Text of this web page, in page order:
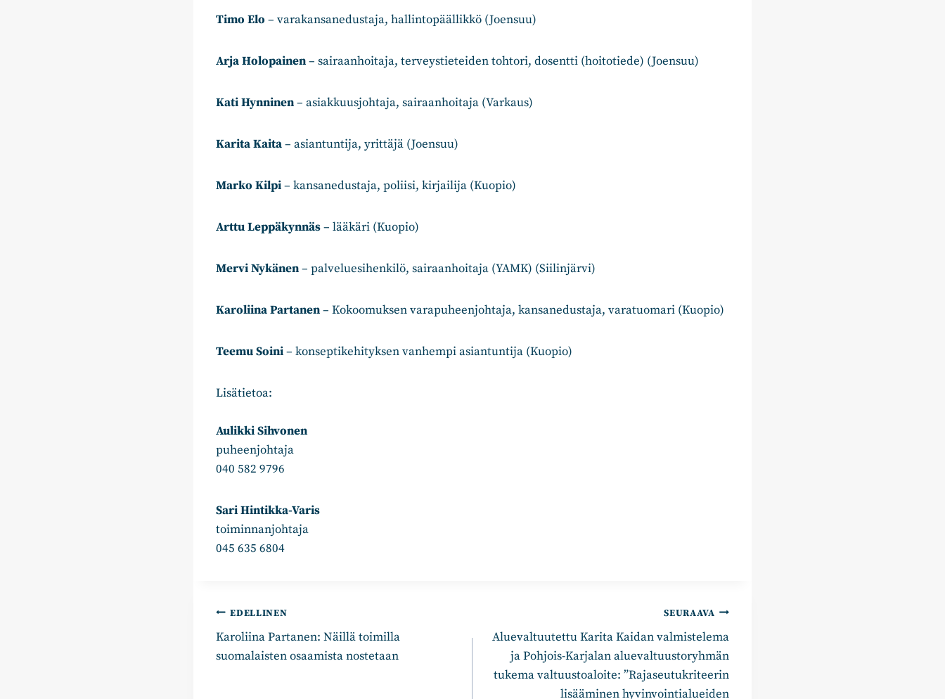
Timo Elo – varakansanedustaja, hallintopäällikkö (Joensuu)
Arja Holopainen– sairaanhoitaja, terveystieteiden tohtori, dosentti (hoitotiede) (Joensuu)
Kati Hynninen– asiakkuusjohtaja, sairaanhoitaja (Varkaus)
Karita Kaita– asiantuntija, yrittäjä (Joensuu)
Marko Kilpi– kansanedustaja, poliisi, kirjailija (Kuopio)
Arttu Leppäkynnäs– lääkäri (Kuopio)
Mervi Nykänen– palveluesihenkilö, sairaanhoitaja (YAMK) (Siilinjärvi)
Karoliina Partanen– Kokoomuksen varapuheenjohtaja, kansanedustaja, varatuomari (Kuopio)
Teemu Soini– konseptikehityksen vanhempi asiantuntija (Kuopio)
Lisätietoa:
Aulikki Sihvonen
puheenjohtaja
040 582 9796
Sari Hintikka-Varis
toiminnanjohtaja
045 635 6804
Artikkelien
selaus
EDELLINEN
Karoliina Partanen: Näillä toimilla
suomalaisten osaamista nostetaan
SEURAAVA
Aluevaltuutettu Karita Kaidan valmistelema
ja Pohjois-Karjalan aluevaltuustoryhmän
tukema valtuustoaloite: ”Rajaseutukriteerin
lisääminen hyvinvointialueiden